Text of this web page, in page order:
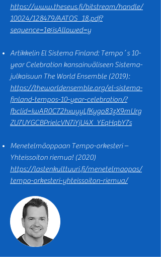
https://www.theseus.fi/bitstream/handle/
10024/128479/AATOS_18.pdf?
sequence=1&isAllowed=y
Artikkelin El Sistema Finland: Tempo´s 10-
year Celebration kansainväliseen Sistema-
julkaisuun The World Ensemble (2019):
https://theworldensemble.org/el-sistema-
finland-tempos-10-year-celebration/?
fbclid=IwAR0C72hxuyyLfKygo83zX9mUrg
ZU7UYGCBPrielcVN7iYjU4X_YEqHqbY7s
Menetelmäoppaan Tempo-orkesteri –
Yhteissoiton riemua! (2020)
https://lastenkulttuuri.fi/menetelmaopas/
tempo-orkesteri-yhteissoiton-riemua/